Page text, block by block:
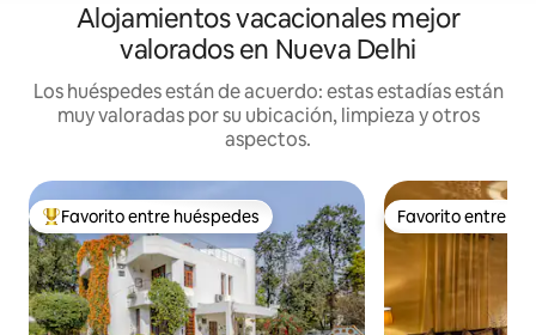
Alojamientos vacacionales mejor
valorados en Nueva Delhi
Los huéspedes están de acuerdo: estas estadías están
muy valoradas por su ubicación, limpieza y otros
aspectos.
Favorito entre huéspedes preferido
Favorito entre huéspedes Favorito entre
Favorito entre